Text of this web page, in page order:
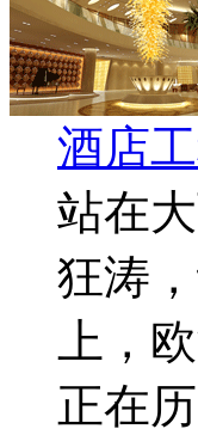
酒店
站在
狂涛
上，
正在